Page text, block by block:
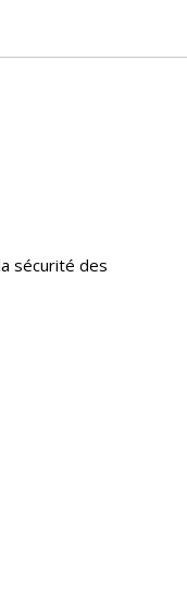
sécurité des